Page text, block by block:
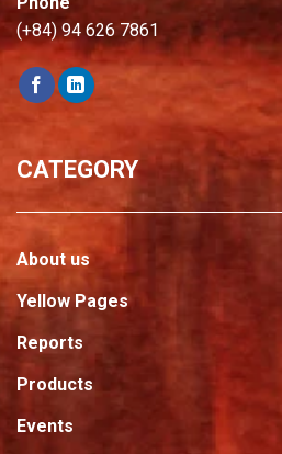
(+84) 94 626 7861
CATEGORY
About us
Yellow Pages
Reports
Products
Events